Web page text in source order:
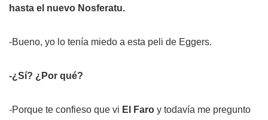
hasta el nuevo Nosferatu.
-Bueno, yo lo tenía miedo a esta peli de Eggers.
-¿Sí? ¿Por qué?
-Porque te confieso que vi El Faro y todavía me pregunto